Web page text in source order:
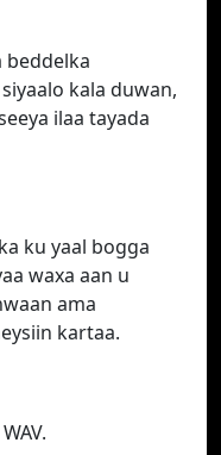
beddelka
kala duwan,
ilaa tayada
ku yaal bogga
waxa aan u
ama
kartaa.